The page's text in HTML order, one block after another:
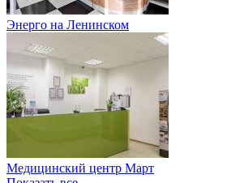
Энерго на Ленинском
Медицинский центр Март